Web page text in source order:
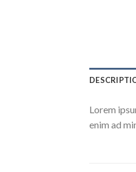
Lorem
enim ad